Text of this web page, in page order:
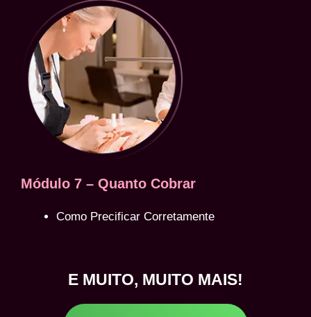
Módulo 7 – Quanto Cobrar
Como Precificar Corretamente
E MUITO, MUITO MAIS!